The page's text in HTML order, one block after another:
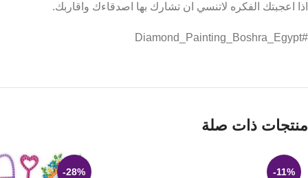
اذا اعجبتك الفكره لاتنسي ان تشارك بها اصدقاءك واقاربك.
#Diamond_Painting_Boshra_Egypt
منتجات ذات صلة
-11%
-28%